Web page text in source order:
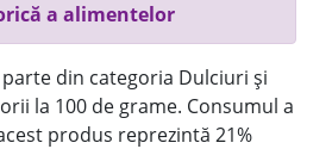
a alimentelor
din categoria Dulciuri și
la 100 de grame. Consumul a
produs reprezintă 21%